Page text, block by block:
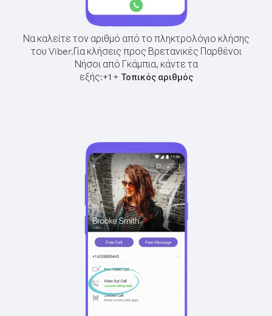
Να καλείτε τον αριθμό από το πληκτρολόγιο κλήσης
του Viber.Για κλήσεις προς Βρετανικές Παρθένοι
Νήσοι από Γκάμπια, κάντε τα
εξής:+1+ Τοπικός αριθμός